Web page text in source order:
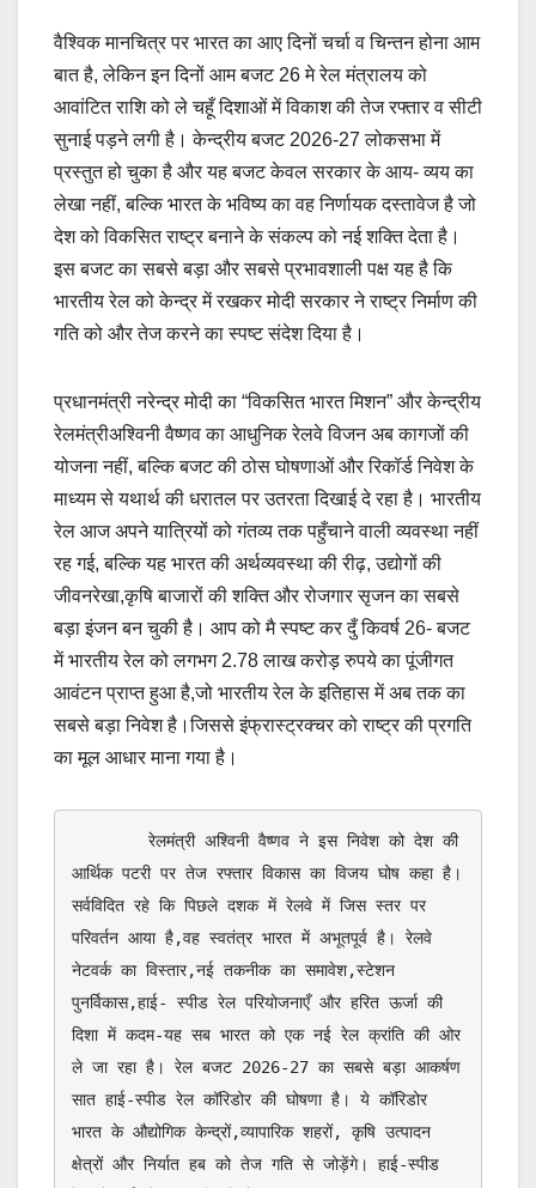
वैश्विक मानचित्र पर भारत का आए दिनों चर्चा व चिन्तन होना आम
बात है, लेकिन इन दिनों आम बजट 26 मे रेल मंत्रालय को
आवांटित राशि को ले चहूँ दिशाओं में विकाश की तेज रफ्तार व सीटी
सुनाई पड़ने लगी है। केन्द्रीय बजट 2026-27 लोकसभा में
प्रस्तुत हो चुका है और यह बजट केवल सरकार के आय- व्यय का
लेखा नहीं, बल्कि भारत के भविष्य का वह निर्णायक दस्तावेज है जो
देश को विकसित राष्ट्र बनाने के संकल्प को नई शक्ति देता है।
इस बजट का सबसे बड़ा और सबसे प्रभावशाली पक्ष यह है कि
भारतीय रेल को केन्द्र में रखकर मोदी सरकार ने राष्ट्र निर्माण की
गति को और तेज करने का स्पष्ट संदेश दिया है।
प्रधानमंत्री नरेन्द्र मोदी का “विकसित भारत मिशन” और केन्द्रीय
रेलमंत्रीअश्विनी वैष्णव का आधुनिक रेलवे विजन अब कागजों की
योजना नहीं, बल्कि बजट की ठोस घोषणाओं और रिकॉर्ड निवेश के
माध्यम से यथार्थ की धरातल पर उतरता दिखाई दे रहा है। भारतीय
रेल आज अपने यात्रियों को गंतव्य तक पहुँचाने वाली व्यवस्था नहीं
रह गई, बल्कि यह भारत की अर्थव्यवस्था की रीढ़, उद्योगों की
जीवनरेखा,कृषि बाजारों की शक्ति और रोजगार सृजन का सबसे
बड़ा इंजन बन चुकी है। आप को मै स्पष्ट कर दुँ किवर्ष 26- बजट
में भारतीय रेल को लगभग 2.78 लाख करोड़ रुपये का पूंजीगत
आवंटन प्राप्त हुआ है,जो भारतीय रेल के इतिहास में अब तक का
सबसे बड़ा निवेश है।जिससे इंफ्रास्ट्रक्चर को राष्ट्र की प्रगति
का मूल आधार माना गया है।
आर्थिक पटरी पर तेज रफ्तार विकास का विजय घोष कहा है।
सर्वविदित रहे कि पिछले दशक में रेलवे में जिस स्तर पर
परिवर्तन आया है,वह स्वतंत्र भारत में अभूतपूर्व है। रेलवे
नेटवर्क का विस्तार,नई तकनीक का समावेश,स्टेशन
पुनर्विकास,हाई- स्पीड रेल परियोजनाएँ और हरित ऊर्जा की
दिशा में कदम-यह सब भारत को एक नई रेल क्रांति की ओर
ले जा रहा है। रेल बजट 2026-27 का सबसे बड़ा आकर्षण
सात हाई-स्पीड रेल कॉरिडोर की घोषणा है। ये कॉरिडोर
भारत के औद्योगिक केन्द्रों,व्यापारिक शहरों, कृषि उत्पादन
क्षेत्रों और निर्यात हब को तेज गति से जोड़ेंगे। हाई-स्पीड